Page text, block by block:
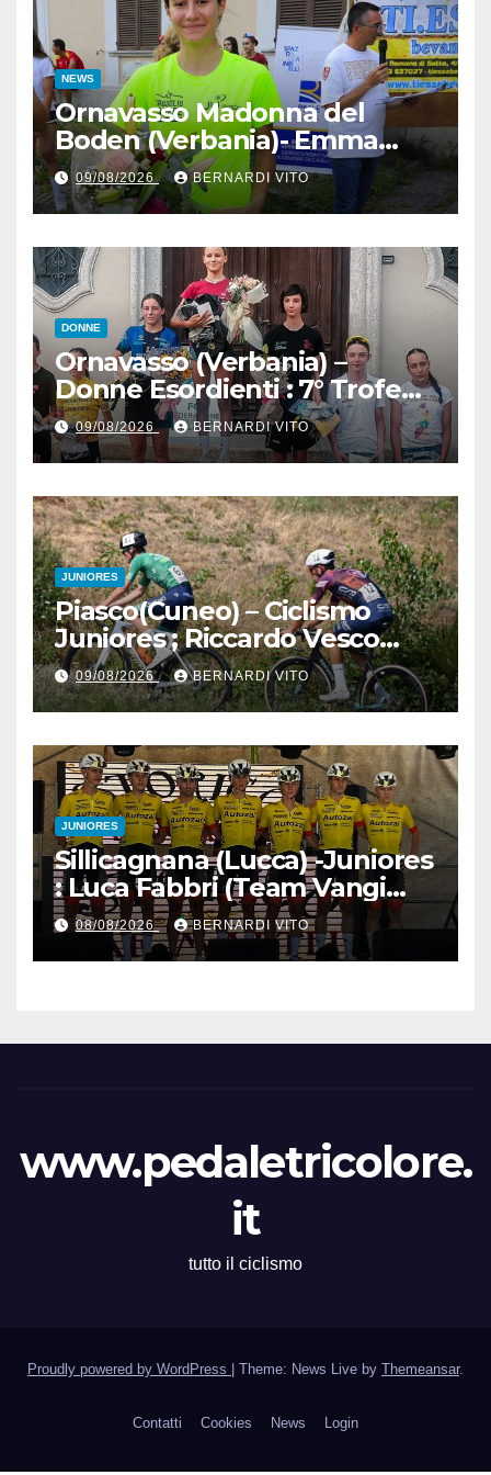
NEWS
Ornavasso Madonna del
Boden (Verbania)- Emma
Cocca per la rivincita su
Firenze, Elisa Paiusco
Sansottera per la riconferma
tra le migliori Donne Allieve
09/08/2026 BERNARDI VITO
DONNE
Ornavasso (Verbania) –
Donne Esordienti : 7° Trofeo
Santuario Madonna del
Boden, Aurora Cerame e
Martina Zavattero le neo
campionesse regionali FCI
Piemonte
09/08/2026 BERNARDI VITO
JUNIORES
Piasco(Cuneo) – Ciclismo
Juniores ; Riccardo Vesco
(Guerrini-Senaghese) al
fotofinish su Gugnino (UC
Piasco) e Jedrysek (SC
Fagnano Nuova)
09/08/2026 BERNARDI VITO
JUNIORES
Sillicagnana (Lucca) -Juniores
: Luca Fabbri (Team Vangi
Tommasini) vince il “Gran
Premio Garfagnana –
Memorial Gino Bartali”
08/08/2026 BERNARDI VITO
www.pedaletricolore.
it
tutto il ciclismo
Proudly powered by WordPress Theme: News Live by Themeansar.
Contatti Cookies News Login